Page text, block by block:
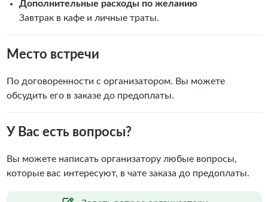
Дополнительные расходы по желанию
Завтрак в кафе и личные траты.
Место встречи
По договоренности с организатором. Вы можете
обсудить его в заказе до предоплаты.
У Вас есть вопросы?
Вы можете написать организатору любые вопросы,
которые вас интересуют, в чате заказа до предоплаты.